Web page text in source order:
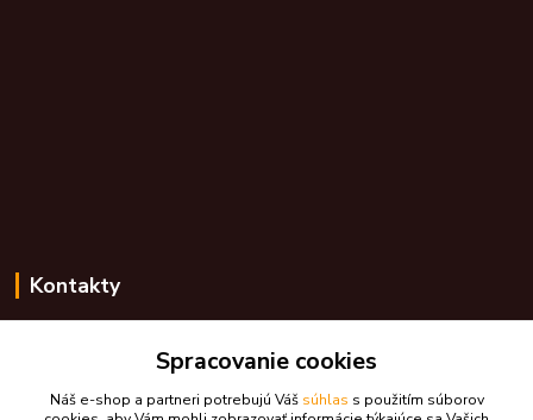
Kontakty
+421 948 776 224Spracovanie cookies
Náš e-shop a partneri potrebujú Váš súhlas s použitím súborov